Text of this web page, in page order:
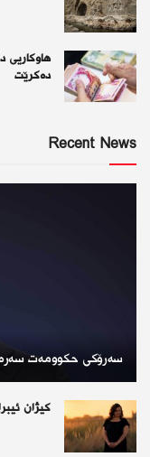
هاوکاریی
دەکرێت
Recent News
سەرۆکی حکوومەت
کیژان